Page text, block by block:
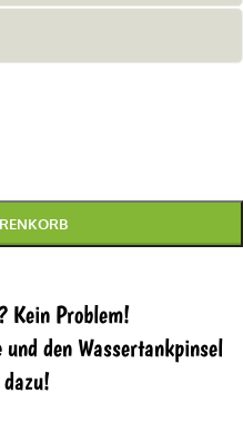
Kein Problem!
den Wassertankpinsel